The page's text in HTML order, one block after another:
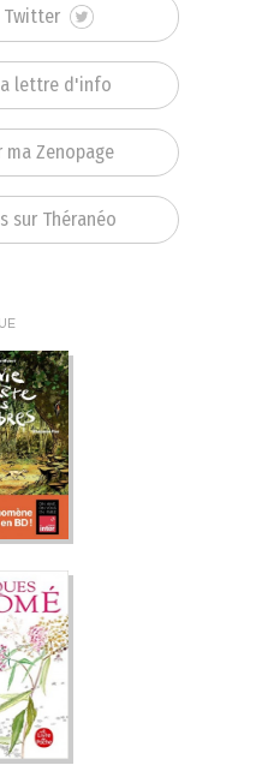
Twitter
lettre d'info
ma Zenopage
sur Théranéo